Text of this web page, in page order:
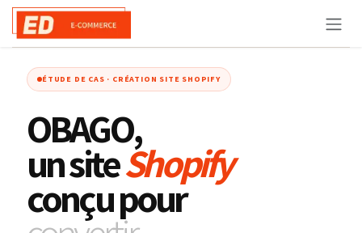
Se rendre au contenu
ÉTUDE DE CAS · CRÉATION SITE SHOPIFY
OBAGO,
un siteShopify
conçu pour